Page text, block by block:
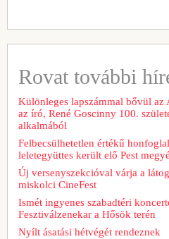
Rovat további
Különleges lapszámmal bővül az
az író, René Goscinny 100.
alkalmából
Felbecsülhetetlen értékű
leletegyüttes került elő Pest
Új versenyszekcióval várja a
miskolci CineFest
Ismét ingyenes szabadtéri
Fesztiválzenekar a Hősök terén
Nyílt ásatási hétvégét rendeznek